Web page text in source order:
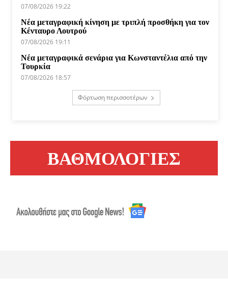
07/08/2026 19:22
Νέα μεταγραφική κίνηση με τριπλή προσθήκη για τον
Κένταυρο Λουτρού
07/08/2026 19:11
Νέα μεταγραφικά σενάρια για Κωνσταντέλια από την
Τουρκία
07/08/2026 18:57
Φόρτωση περισσοτέρων
ΒΑΘΜΟΛΟΓΙΕΣ